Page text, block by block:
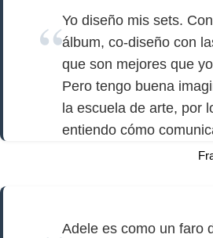
Yo diseño mis sets.
álbum, co-diseño con
que son mejores que
Pero tengo buena
la escuela de arte, por
entiendo cómo
Adele es como un faro